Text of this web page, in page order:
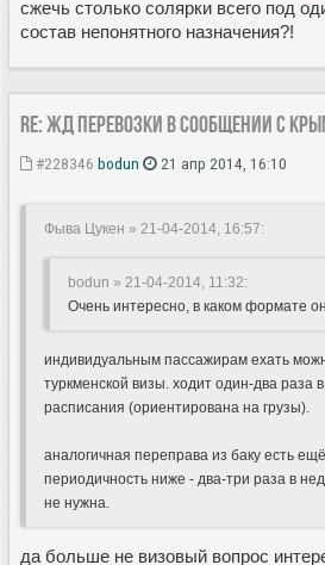
сжечь столько солярки всего под
состав непонятного назначения?!
Re: ЖД перевозки в сообщении с
#228346 bodun 21 апр 2014, 16:10
Фыва Цукен » 21-04-2014, 16:57:
bodun » 21-04-2014, 11:32:
Очень интересно, в каком формате
индивидуальным пассажирам ехать
туркменской визы. ходит один-два раза
расписания (ориентирована на грузы).
аналогичная переправа из баку есть
периодичность ниже - два-три раза в
не нужна.
да больше не визовый вопрос